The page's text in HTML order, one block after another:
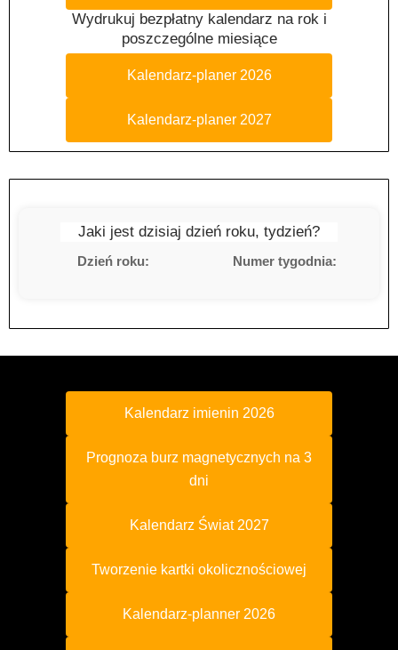
Wydrukuj bezpłatny kalendarz na rok i
poszczególne miesiące
Kalendarz-planer 2026
Kalendarz-planer 2027
Jaki jest dzisiaj dzień roku, tydzień?
Dzień roku: Numer tygodnia:
Kalendarz imienin 2026
Prognoza burz magnetycznych na 3
dni
Kalendarz Świat 2027
Tworzenie kartki okolicznościowej
Kalendarz-planner 2026